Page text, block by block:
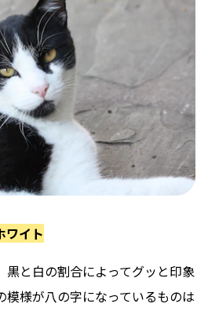
ワイト
黒と白の割合によってグッと印象
模様が八の字になっているものは